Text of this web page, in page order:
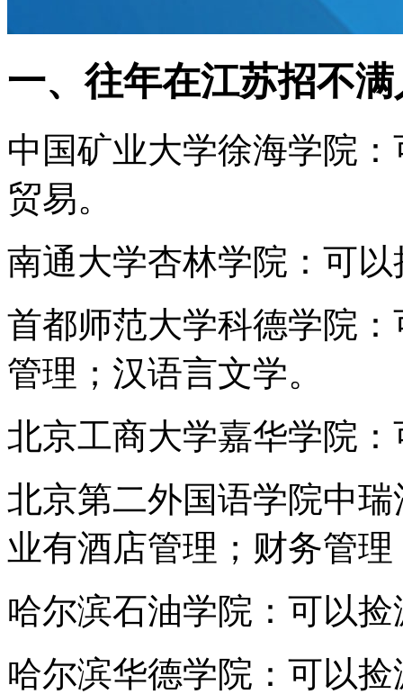
一、往年在江苏招不
中国矿业大学徐海学院
贸易。
南通大学杏林学院：可
首都师范大学科德学院
管理；汉语言文学。
北京工商大学嘉华学院
北京第二外国语学院中
业有酒店管理；财务管
哈尔滨石油学院：可以
哈尔滨华德学院：可以